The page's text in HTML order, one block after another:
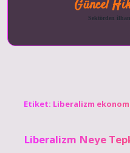
Güncel
Sektörden
Etiket: Liberalizm
Liberalizm Neye